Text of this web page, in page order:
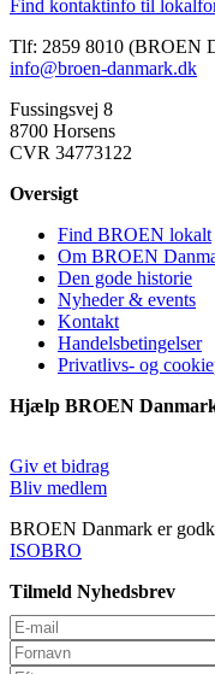
Find kontaktinfo til
Tlf: 2859 8010 (BROEN
info@broen-danmark.dk
Fussingsvej 8
8700 Horsens
CVR 34773122
Oversigt
Find BROEN lokalt
Om BROEN
Den gode historie
Nyheder & events
Kontakt
Handelsbetingelser
Privatlivs- og
Hjælp BROEN
Giv et bidrag
Bliv medlem
BROEN Danmark er
ISOBRO
Tilmeld Nyhedsbrev